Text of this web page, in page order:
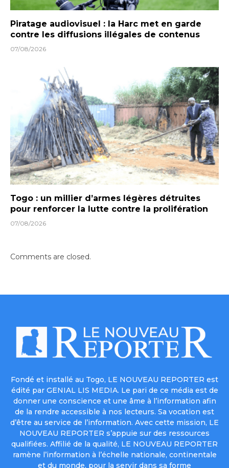
Piratage audiovisuel : la Harc met en garde
contre les diffusions illégales de contenus
07/08/2026
Togo : un millier d’armes légères détruites
pour renforcer la lutte contre la prolifération
07/08/2026
Comments are closed.
Fondé et installé au Togo, LE NOUVEAU REPORTER est
édité par GENIAL LIS MEDIA. Le pari de ce média est de
donner une conscience et une âme à l’information afin
de la rendre accessible à nos lecteurs. Sa vocation est
d’être au service de l’information. Avec cette mission, LE
NOUVEAU REPORTER s’appuie sur des ressources
qualifiées. Affilié de la qualité, LE NOUVEAU REPORTER
ramène l’information à l’échelle nationale, continentale
et du monde, pour la servir dans sa forme